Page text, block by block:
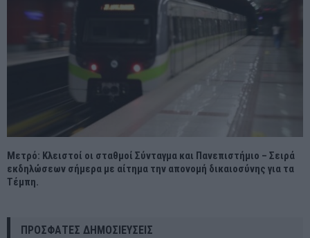
Μετρό: Κλειστοί οι σταθμοί Σύνταγμα και Πανεπιστήμιο – Σειρά
εκδηλώσεων σήμερα με αίτημα την απονομή δικαιοσύνης για τα
Τέμπη.
ΠΡΌΣΦΑΤΕΣ ΔΗΜΟΣΙΕΎΣΕΙΣ